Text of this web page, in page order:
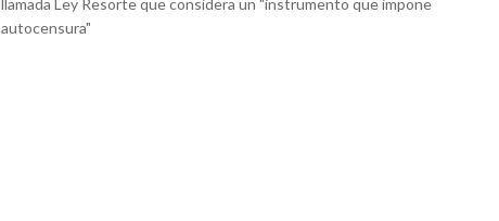
llamada Ley Resorte que considera un "instrumento que impone
autocensura"